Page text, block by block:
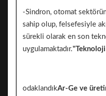
-Sindron, otomat
sahip olup, felsefesiyle
sürekli olarak en son
uygulamaktadır.
odaklandıkAr-Ge ve